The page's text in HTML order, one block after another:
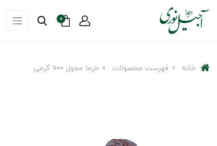
0
خانه فهرست محصولات خرما مجول ۷۰۰ گرمی